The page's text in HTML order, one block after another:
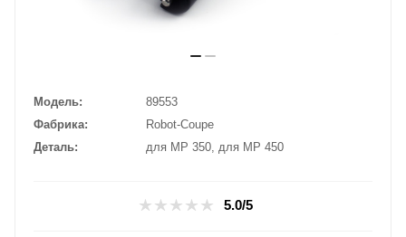
Модель
89553
Фабрика
Robot-Coupe
Деталь
для МР 350, для МР 450
5.0/5